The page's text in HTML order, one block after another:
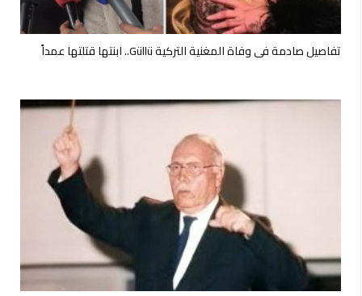
تفاصيل صادمة في وفاة المغنية التركية Güllü.. ابنتها قتلتها عمداً